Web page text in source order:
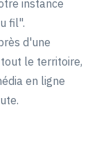
instance
fil".
d'une
le territoire,
en ligne